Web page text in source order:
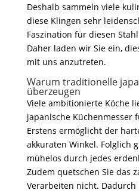
Deshalb sammeln viele
diese Klingen sehr
Faszination für diesen
Daher laden wir Sie ein,
mit uns anzutreten.
Warum traditionelle
überzeugen
Viele ambitionierte Köche
japanische Küchenmesser
Erstens ermöglicht der
akkuraten Winkel. Folglich
mühelos durch jedes
Zudem quetschen Sie das
Verarbeiten nicht.